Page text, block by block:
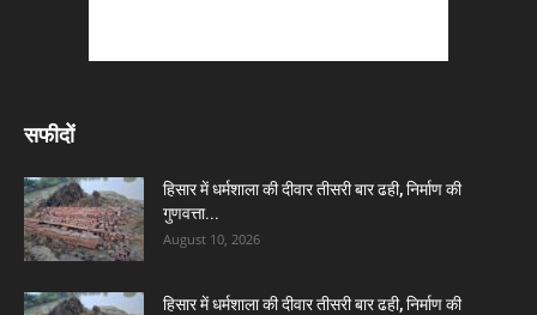
सफीदों
हिसार में धर्मशाला की दीवार तीसरी बार ढही, निर्माण की
गुणवत्ता...
August 10, 2026
हिसार में धर्मशाला की दीवार तीसरी बार ढही, निर्माण की